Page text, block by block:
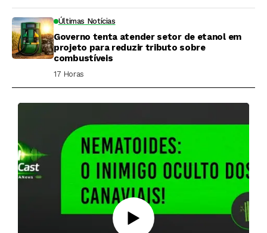
Últimas Notícias
Governo tenta atender setor de etanol em
projeto para reduzir tributo sobre
combustíveis
17 Horas ⁮